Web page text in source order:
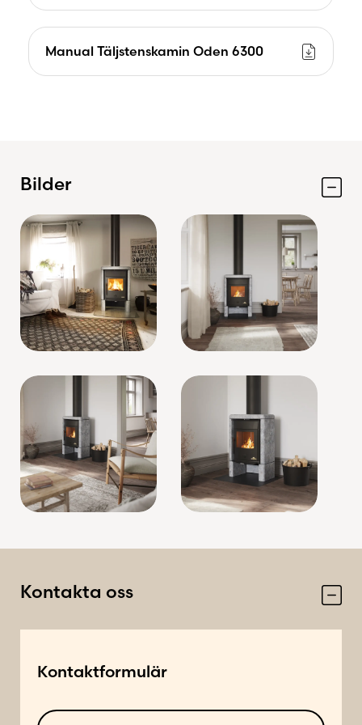
Manual Täljstenskamin Oden 6300
Bilder
Kontakta oss
Kontaktformulär
N